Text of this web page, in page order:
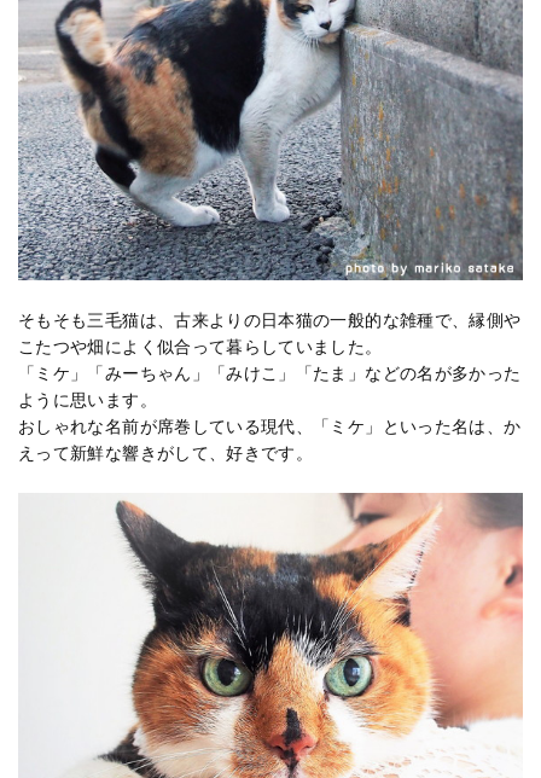
そもそも三毛猫は、古来よりの日本猫の一般的な雑種で、縁側や
こたつや畑によく似合って暮らしていました。
「ミケ」「みーちゃん」「みけこ」「たま」などの名が多かった
ように思います。
おしゃれな名前が席巻している現代、「ミケ」といった名は、か
えって新鮮な響きがして、好きです。